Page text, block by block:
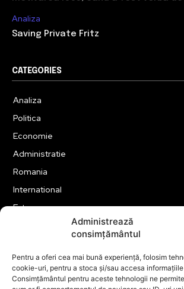
Administrează
consimțământul
Pentru a oferi cea mai bună experiență, folosim
cookie-uri, pentru a stoca și/sau accesa
Consimțământul pentru aceste tehnologii ne
Analiza
Saving Private Fritz
CATEGORIES
Analiza
Politica
Economie
Administratie
Romania
International
Externe
Tehnologie
Financiar